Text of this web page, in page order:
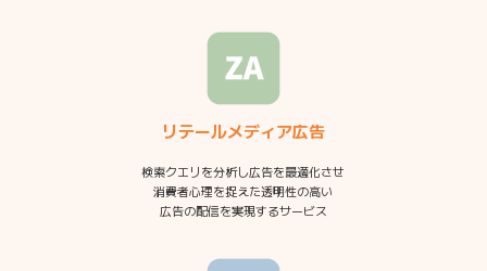
リテールメディア広告
検索クエリを分析し広告を最適化させ
消費者心理を捉えた透明性の高い
広告の配信を実現するサービス